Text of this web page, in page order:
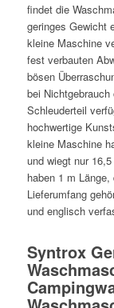
findet die
geringes Gewicht
kleine Maschine
fest verbauten
bösen
bei
Schleuderteil
hochwertige
kleine Maschine
und wiegt nur
haben 1 m
Lieferumfang
und englisch
Syntrox